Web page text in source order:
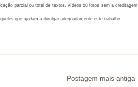
parcial ou total de textos, vídeos ou fotos sem a creditagem
que ajudam a divulgar adequadamente este trabalho.
Postagem mais antiga